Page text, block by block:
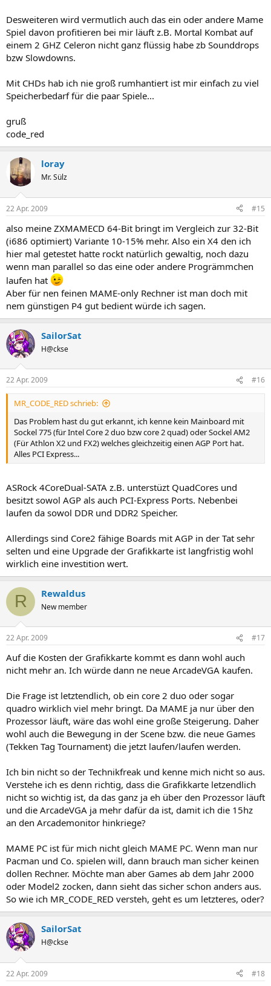
Desweiteren wird vermutlich auch das ein oder andere Mame
Spiel davon profitieren bei mir läuft z.B. Mortal Kombat auf
einem 2 GHZ Celeron nicht ganz flüssig habe zb Sounddrops
bzw Slowdowns.
Mit CHDs hab ich nie groß rumhantiert ist mir einfach zu viel
Speicherbedarf für die paar Spiele...
gruß
code_red
loray
Mr. Sülz
22 Apr. 2009 #15
also meine ZXMAMECD 64-Bit bringt im Vergleich zur 32-Bit
(i686 optimiert) Variante 10-15% mehr. Also ein X4 den ich
hier mal getestet hatte rockt natürlich gewaltig, noch dazu
wenn man parallel so das eine oder andere Progrämmchen
laufen hat
Aber für nen feinen MAME-only Rechner ist man doch mit
nem günstigen P4 gut bedient würde ich sagen.
SailorSat
H@ckse
22 Apr. 2009 #16
MR_CODE_RED schrieb:
Das Problem hast du gut erkannt, ich kenne kein Mainboard mit
Sockel 775 (für Intel Core 2 duo bzw core 2 quad) oder Sockel AM2
(Für Athlon X2 und FX2) welches gleichzeitig einen AGP Port hat.
Alles PCI Express...
ASRock 4CoreDual-SATA z.B. unterstüzt QuadCores und
besitzt sowol AGP als auch PCI-Express Ports. Nebenbei
laufen da sowol DDR und DDR2 Speicher.
Allerdings sind Core2 fähige Boards mit AGP in der Tat sehr
selten und eine Upgrade der Grafikkarte ist langfristig wohl
wirklich eine investition wert.
R Rewaldus
New member
22 Apr. 2009 #17
Auf die Kosten der Grafikkarte kommt es dann wohl auch
nicht mehr an. Ich würde dann ne neue ArcadeVGA kaufen.
Die Frage ist letztendlich, ob ein core 2 duo oder sogar
quadro wirklich viel mehr bringt. Da MAME ja nur über den
Prozessor läuft, wäre das wohl eine große Steigerung. Daher
wohl auch die Bewegung in der Scene bzw. die neue Games
(Tekken Tag Tournament) die jetzt laufen/laufen werden.
Ich bin nicht so der Technikfreak und kenne mich nicht so aus.
Verstehe ich es denn richtig, dass die Grafikkarte letzendlich
nicht so wichtig ist, da das ganz ja eh über den Prozessor läuft
und die ArcadeVGA ja mehr dafür da ist, damit ich die 15hz
an den Arcademonitor hinkriege?
MAME PC ist für mich nicht gleich MAME PC. Wenn man nur
Pacman und Co. spielen will, dann brauch man sicher keinen
dollen Rechner. Möchte man aber Games ab dem Jahr 2000
oder Model2 zocken, dann sieht das sicher schon anders aus.
So wie ich MR_CODE_RED versteh, geht es um letzteres, oder?
SailorSat
H@ckse
22 Apr. 2009 #18